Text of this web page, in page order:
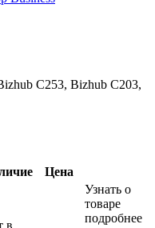
C253, Bizhub C203,
Цена
Узнать о
товаре
подробнее